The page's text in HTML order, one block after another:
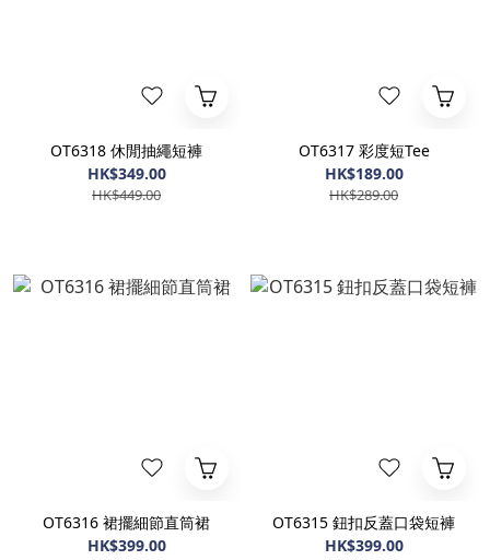
OT6318 休閒抽繩短褲
HK$349.00
HK$449.00
OT6317 彩度短Tee
HK$189.00
HK$289.00
OT6316 裙擺細節直筒裙
HK$399.00
OT6315 鈕扣反蓋口袋短褲
HK$399.00